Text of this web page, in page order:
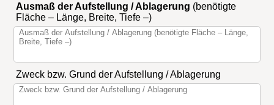
Ausmaß der Aufstellung / Ablagerung (benötigte
Fläche – Länge, Breite, Tiefe –)
Zweck bzw. Grund der Aufstellung / Ablagerung